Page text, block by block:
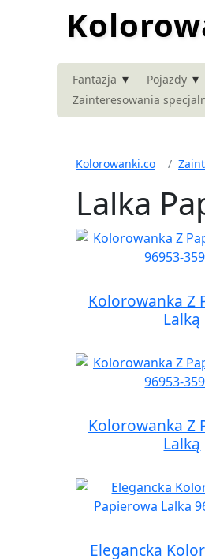
Fantazja ▾ Pojazdy ▾
Zainteresowania
Kolorowanki.co
Lalka
Kolorowanka Z
Lalką
Kolorowanka Z
Lalką
Elegancka